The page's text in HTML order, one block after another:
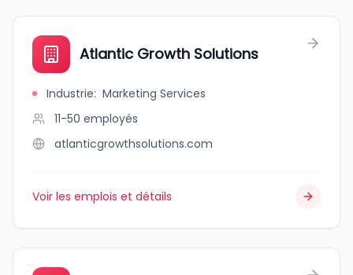
Atlantic Growth Solutions
Industrie: Marketing Services
11-50 employés
atlanticgrowthsolutions.com
Voir les emplois et détails